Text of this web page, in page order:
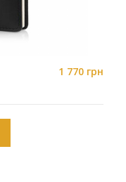
1 770 грн